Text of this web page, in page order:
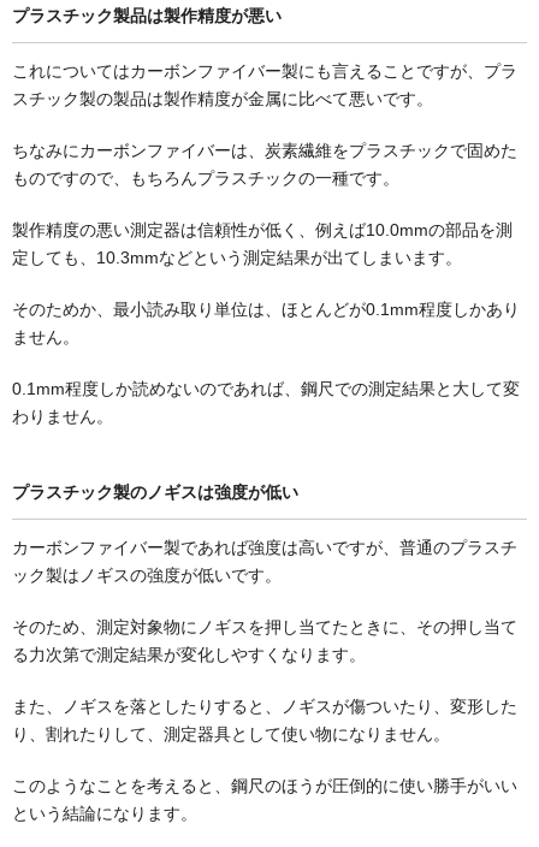
プラスチック製品は製作精度が悪い
これについてはカーボンファイバー製にも言えることですが、プラ
スチック製の製品は製作精度が金属に比べて悪いです。
ちなみにカーボンファイバーは、炭素繊維をプラスチックで固めた
ものですので、もちろんプラスチックの一種です。
製作精度の悪い測定器は信頼性が低く、例えば10.0mmの部品を測
定しても、10.3mmなどという測定結果が出てしまいます。
そのためか、最小読み取り単位は、ほとんどが0.1mm程度しかあり
ません。
0.1mm程度しか読めないのであれば、鋼尺での測定結果と大して変
わりません。
プラスチック製のノギスは強度が低い
カーボンファイバー製であれば強度は高いですが、普通のプラスチ
ック製はノギスの強度が低いです。
そのため、測定対象物にノギスを押し当てたときに、その押し当て
る力次第で測定結果が変化しやすくなります。
また、ノギスを落としたりすると、ノギスが傷ついたり、変形した
り、割れたりして、測定器具として使い物になりません。
このようなことを考えると、鋼尺のほうが圧倒的に使い勝手がいい
という結論になります。